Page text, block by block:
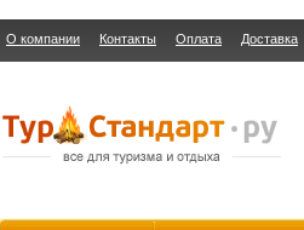
О компании Контакты Оплата Доставка